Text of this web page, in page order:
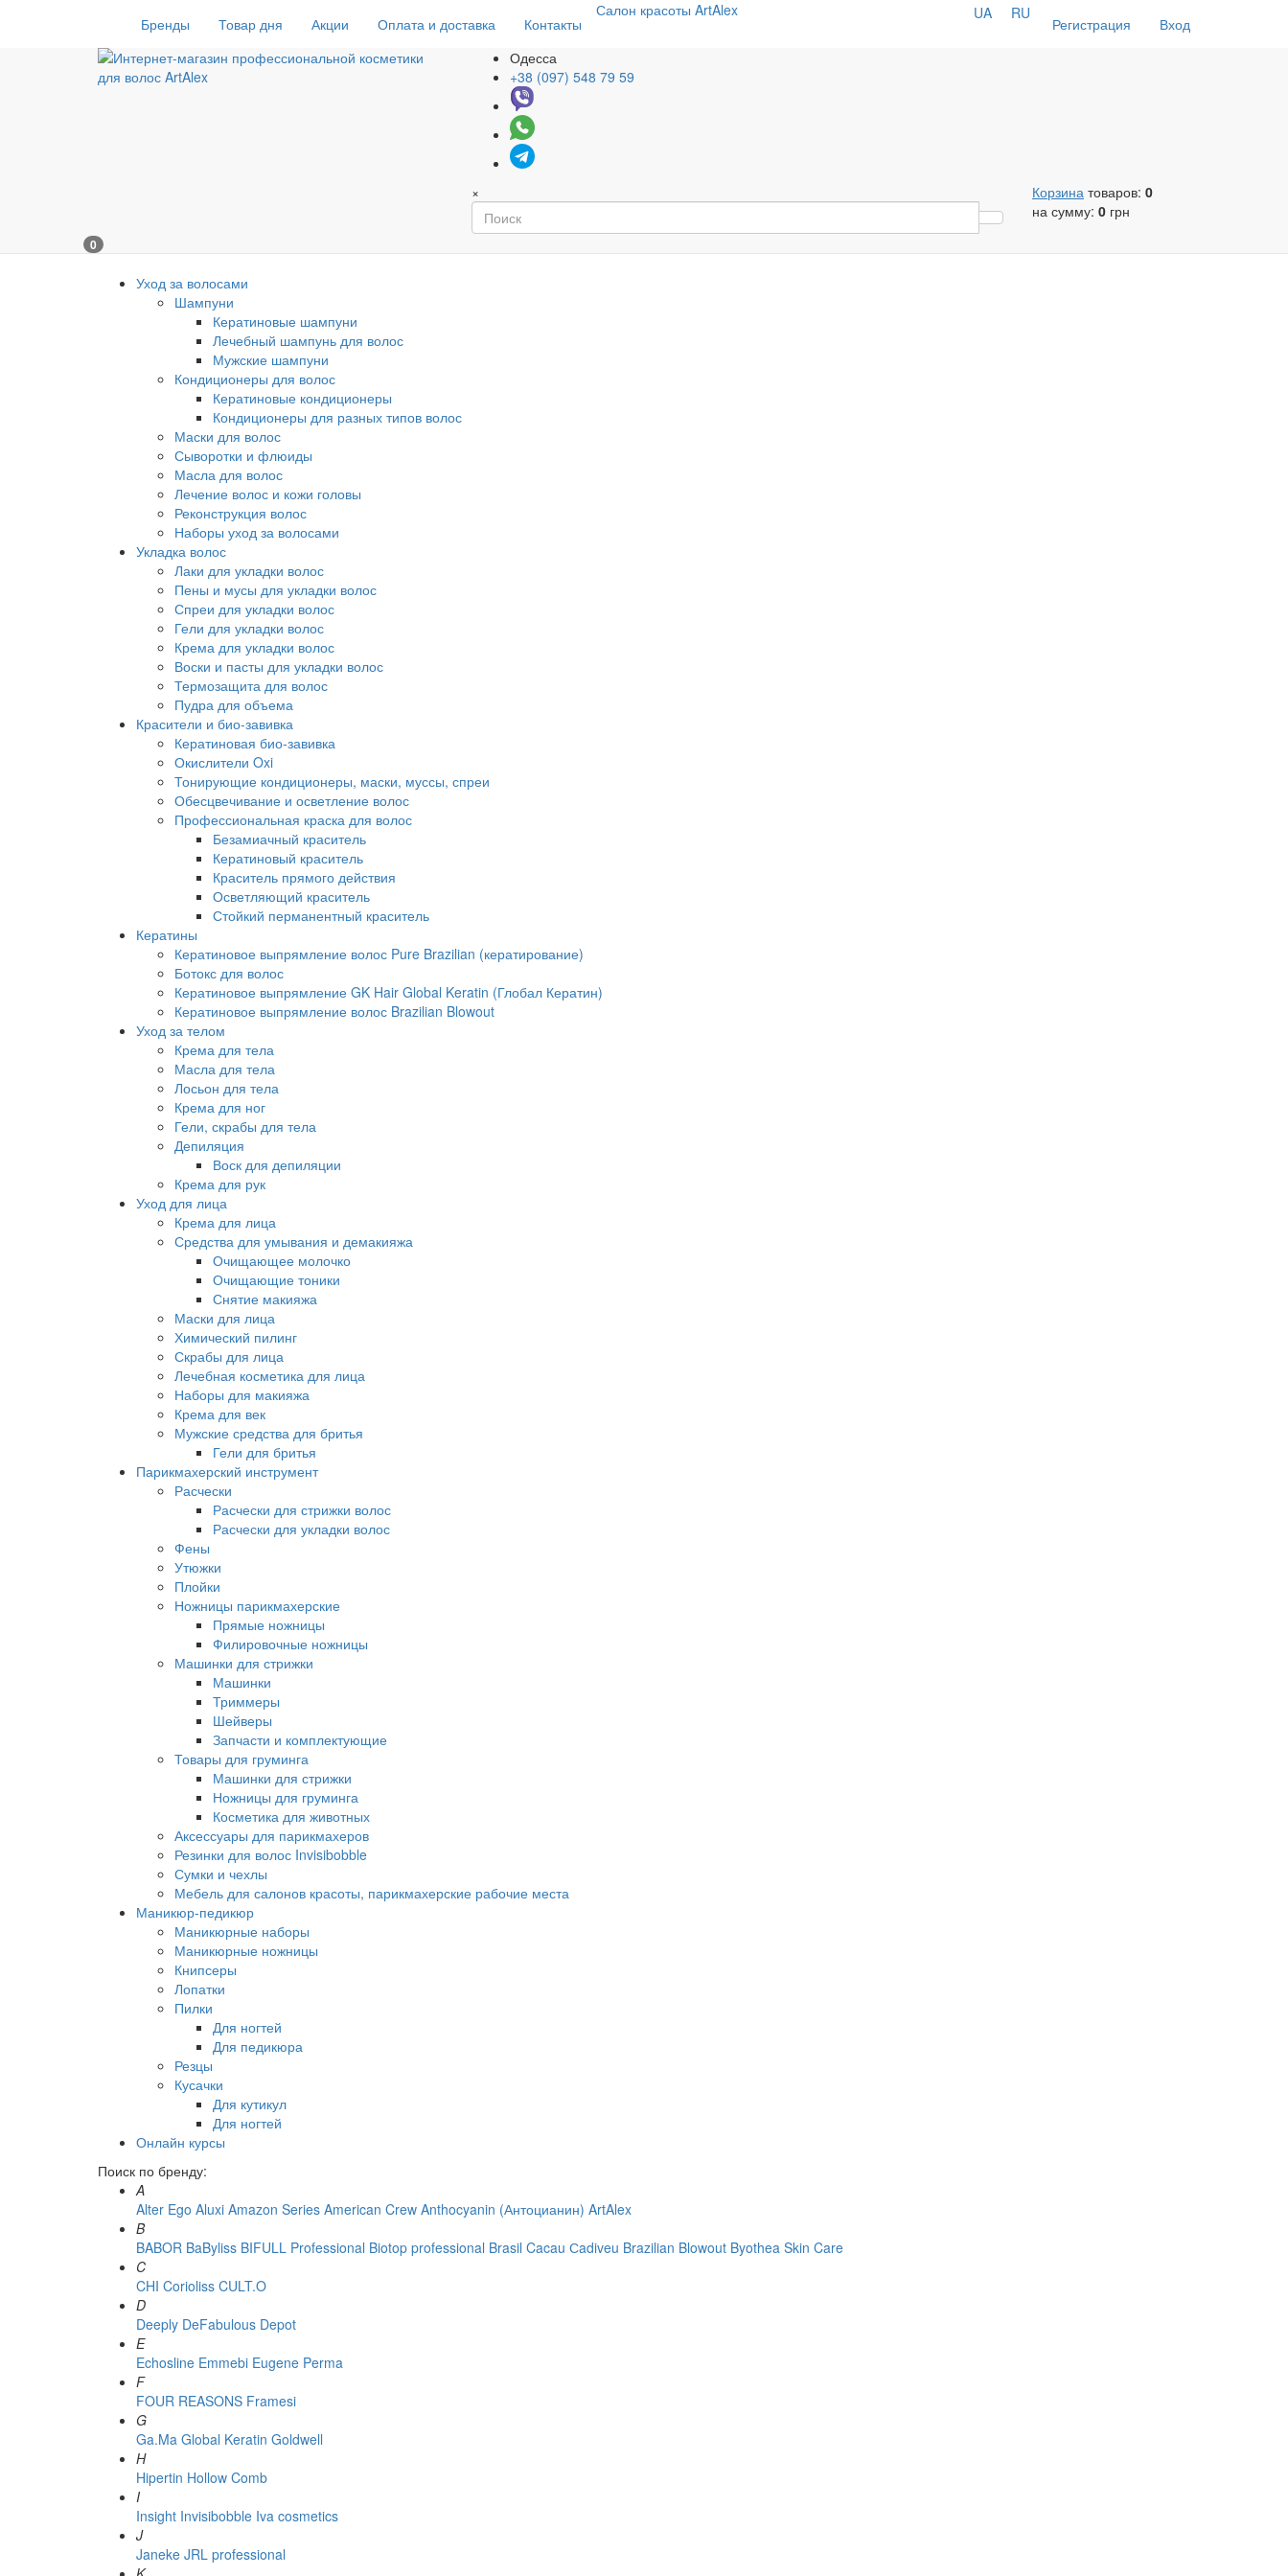
Бренды Товар дня Акции Оплата и доставка Контакты
Салон красоты ArtAlex
Регистрация Вход
UA RU
Одесса
+38 (097) 548 79 59
× Корзина товаров: 0
на сумму: 0 грн
0
Уход за волосами
Шампуни
Кератиновые шампуни
Лечебный шампунь для волос
Мужские шампуни
Кондиционеры для волос
Кератиновые кондиционеры
Кондиционеры для разных типов волос
Маски для волос
Сыворотки и флюиды
Масла для волос
Лечение волос и кожи головы
Реконструкция волос
Наборы уход за волосами
Укладка волос
Лаки для укладки волос
Пены и мусы для укладки волос
Спреи для укладки волос
Гели для укладки волос
Крема для укладки волос
Воски и пасты для укладки волос
Термозащита для волос
Пудра для объема
Красители и био-завивка
Кератиновая био-завивка
Окислители Oxi
Тонирующие кондиционеры, маски, муссы, спреи
Обесцвечивание и осветление волос
Профессиональная краска для волос
Безамиачный краситель
Кератиновый краситель
Краситель прямого действия
Осветляющий краситель
Стойкий перманентный краситель
Кератины
Кератиновое выпрямление волос Pure Brazilian (кератирование)
Ботокс для волос
Кератиновое выпрямление GK Hair Global Keratin (Глобал Кератин)
Кератиновое выпрямление волос Brazilian Blowout
Уход за телом
Крема для тела
Масла для тела
Лосьон для тела
Крема для ног
Гели, скрабы для тела
Депиляция
Воск для депиляции
Крема для рук
Уход для лица
Крема для лица
Средства для умывания и демакияжа
Очищающее молочко
Очищающие тоники
Снятие макияжа
Маски для лица
Химический пилинг
Скрабы для лица
Лечебная косметика для лица
Наборы для макияжа
Крема для век
Мужские средства для бритья
Гели для бритья
Парикмахерский инструмент
Расчески
Расчески для стрижки волос
Расчески для укладки волос
Фены
Утюжки
Плойки
Ножницы парикмахерские
Прямые ножницы
Филировочные ножницы
Машинки для стрижки
Машинки
Триммеры
Шейверы
Запчасти и комплектующие
Товары для груминга
Машинки для стрижки
Ножницы для груминга
Косметика для животных
Аксессуары для парикмахеров
Резинки для волос Invisibobble
Сумки и чехлы
Мебель для салонов красоты, парикмахерские рабочие места
Маникюр-педикюр
Маникюрные наборы
Маникюрные ножницы
Книпсеры
Лопатки
Пилки
Для ногтей
Для педикюра
Резцы
Кусачки
Для кутикул
Для ногтей
Онлайн курсы
Поиск по бренду:
A
Alter Ego Aluxi Amazon Series American Crew Anthocyanin (Антоцианин) ArtAlex
B
BABOR BaByliss BIFULL Professional Biotop professional Brasil Cacau Сadiveu Brazilian Blowout Byothea Skin Care
C
CHI Corioliss CULT.O
D
Deeply DeFabulous Depot
E
Echosline Emmebi Eugene Perma
F
FOUR REASONS Framesi
G
Ga.Ma Global Keratin Goldwell
H
Hipertin Hollow Comb
I
Insight Invisibobble Iva cosmetics
J
Janeke JRL professional